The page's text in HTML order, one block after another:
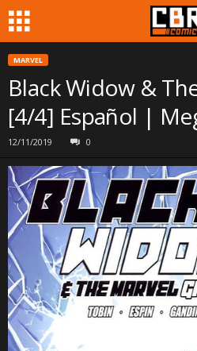
MARVEL
Black Widow &
[4/4] Español |
12/11/2019 0